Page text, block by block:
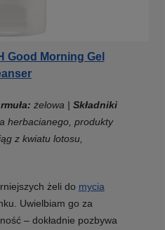
Good Morning Gel
żelowa | Składniki
herbacianego, produkty
z kwiatu lotosu,
żeli do mycia
Uwielbiam go za
– dokładnie pozbywa